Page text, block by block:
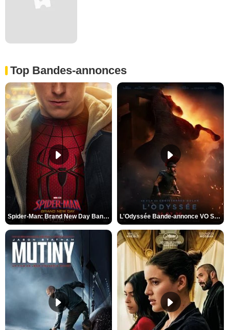
Top Bandes-annonces
Spider-Man: Brand New Day Bande-annonce VO STFR L'Odyssée Bande-annonce VO STFR